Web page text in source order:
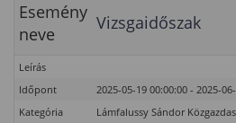
Esemény
neve
Vizsgaidőszak
Leírás
Időpont
2025-05-19 00:00:00 - 2025-
Kategória
Lámfalussy Sándor